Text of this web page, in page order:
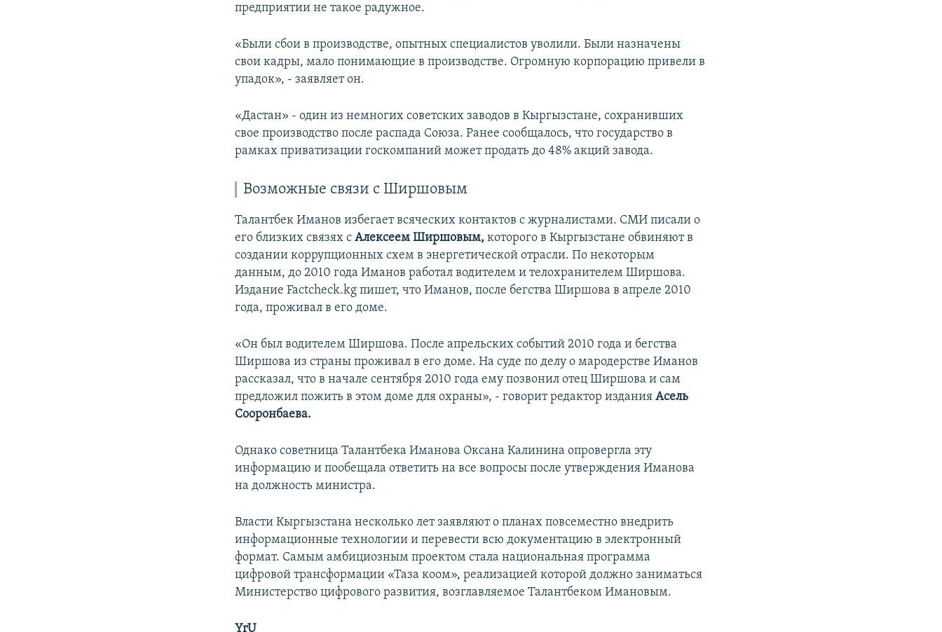
предприятии не такое радужное.
«Были сбои в производстве, опытных специалистов уволили. Были назначены
свои кадры, мало понимающие в производстве. Огромную корпорацию привели в
упадок», - заявляет он.
«Дастан» - один из немногих советских заводов в Кыргызстане, сохранивших
свое производство после распада Союза. Ранее сообщалось, что государство в
рамках приватизации госкомпаний может продать до 48% акций завода.
Возможные связи с Ширшовым
Талантбек Иманов избегает всяческих контактов с журналистами. СМИ писали о
его близких связях сАлексеем Ширшовым, которого в Кыргызстане обвиняют в
создании коррупционных схем в энергетической отрасли. По некоторым
данным, до 2010 года Иманов работал водителем и телохранителем Ширшова.
Издание Factcheck.kg пишет, что Иманов, после бегства Ширшова в апреле 2010
года, проживал в его доме.
«Он был водителем Ширшова. После апрельских событий 2010 года и бегства
Ширшова из страны проживал в его доме. На суде по делу о мародерстве Иманов
рассказал, что в начале сентября 2010 года ему позвонил отец Ширшова и сам
предложил пожить в этом доме для охраны», - говорит редактор изданияАсель
Сооронбаева.
Однако советница Талантбека Иманова Оксана Калинина опровергла эту
информацию и пообещала ответить на все вопросы после утверждения Иманова
на должность министра.
Власти Кыргызстана несколько лет заявляют о планах повсеместно внедрить
информационные технологии и перевести всю документацию в электронный
формат. Самым амбициозным проектом стала национальная программа
цифровой трансформации «Таза коом», реализацией которой должно заниматься
Министерство цифрового развития, возглавляемое Талантбеком Имановым.
YrU